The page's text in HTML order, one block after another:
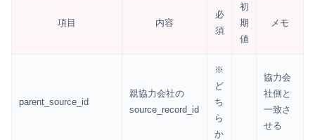
項目 内容
必
須
初
期
値
メモ
parent_source_id
親協力会社の
source_record_id
※
ど
ち
ら
か
協力会
社側と
一致さ
せる